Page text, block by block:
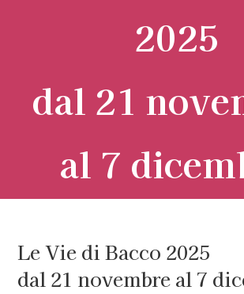
2025
dal 21
al 7
Le Vie di Bacco 2025
dal 21 novembre al 7